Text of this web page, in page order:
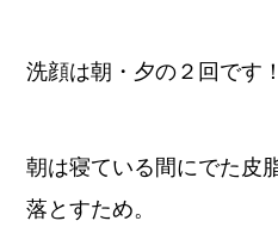
洗顔は朝・夕の２回です！
朝は寝ている間にでた皮
落とすため。